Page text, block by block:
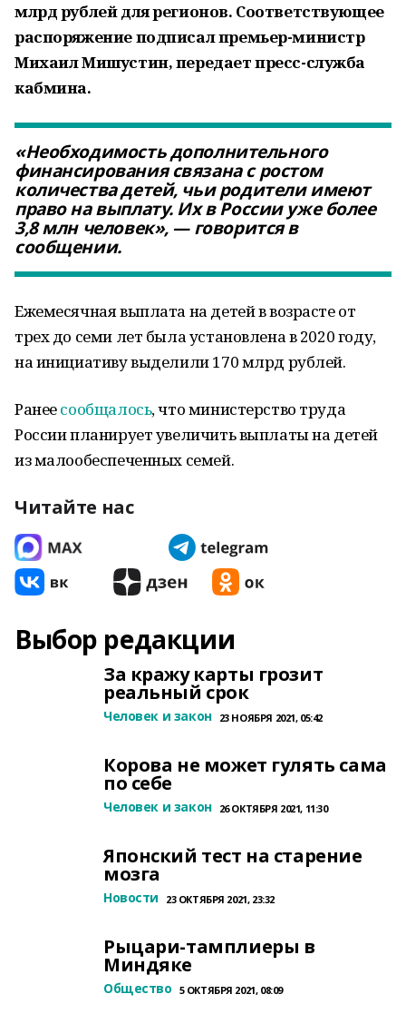
млрд рублей для регионов. Соответствующее
распоряжение подписал премьер-министр
Михаил Мишустин, передает пресс-служба
кабмина.
«Необходимость дополнительного
финансирования связана с ростом
количества детей, чьи родители имеют
право на выплату. Их в России уже более
3,8 млн человек», — говорится в
сообщении.
Ежемесячная выплата на детей в возрасте от
трех до семи лет была установлена в 2020 году,
на инициативу выделили 170 млрд рублей.
Ранеесообщалось, что министерство труда
России планирует увеличить выплаты на детей
из малообеспеченных семей.
Читайте нас
Выбор редакции
За кражу карты грозит
реальный срок
Человек и закон 23 НОЯБРЯ 2021, 05:42
Корова не может гулять сама
по себе
Человек и закон 26 ОКТЯБРЯ 2021, 11:30
Японский тест на старение
мозга
Новости 23 ОКТЯБРЯ 2021, 23:32
Рыцари-тамплиеры в
Миндяке
Общество 5 ОКТЯБРЯ 2021, 08:09